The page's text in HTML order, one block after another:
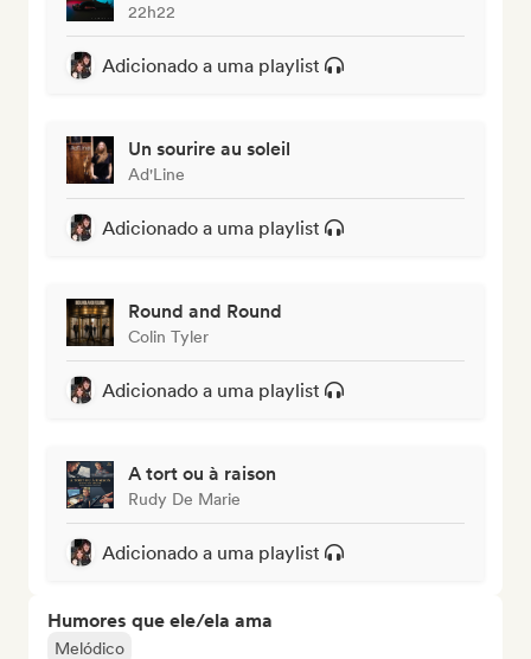
22h22
Adicionado a uma playlist
Un sourire au soleil
Ad'Line
Adicionado a uma playlist
Round and Round
Colin Tyler
Adicionado a uma playlist
A tort ou à raison
Rudy De Marie
Adicionado a uma playlist
Humores que ele/ela ama
Melódico